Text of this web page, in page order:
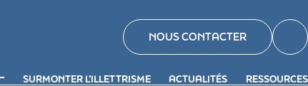
SURMONTER L’ILLETTRISME ACTUALITÉS RESSOURCES
NOUS CONTACTER